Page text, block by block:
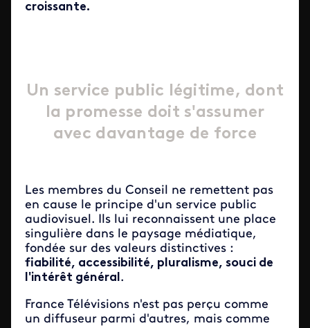
croissante.
Un service public légitime, dont
la promesse doit s'assumer
avec davantage de force
Les membres du Conseil ne remettent pas
en cause le principe d'un service public
audiovisuel. Ils lui reconnaissent une place
singulière dans le paysage médiatique,
fondée sur des valeurs distinctives :
fiabilité, accessibilité, pluralisme, souci de
l'intérêt général.
France Télévisions n'est pas perçu comme
un diffuseur parmi d'autres, mais comme